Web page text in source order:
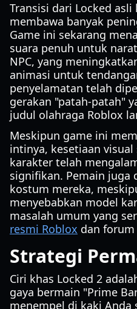
Transisi dari Locked
membawa banyak
Game ini sekarang
suara penuh untuk
NPC, yang
animasi untuk
penyelamatan telah
gerakan "patah-patah"
judul olahraga Roblox
Meskipun game ini
intinya, kesetiaan
karakter telah
signifikan. Pemain juga
kostum mereka,
menyebabkan model
masalah umum yang
resmi Roblox dan
Strategi
Ciri khas Locked 2
gaya bermain "Prime
menempel di kaki Anda